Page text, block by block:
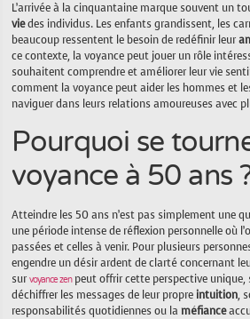
L’arrivée à la cinquantaine marque souvent un
viedes individus. Les enfants grandissent, les
beaucoup ressentent le besoin de redéfinir leur
ce contexte, la voyance peut jouer un rôle
souhaitent comprendre et améliorer leur vie
comment la voyance peut aider les hommes et
naviguer dans leurs relations amoureuses avec
Pourquoi se
voyance à 50 ans
Atteindre les 50 ans n’est pas simplement une
une période intense de réflexion personnelle où
passées et celles à venir. Pour plusieurs
engendre un désir ardent de clarté concernant
sur voyance zenpeut offrir cette perspective unique,
déchiffrer les messages de leur propre intuition,
responsabilités quotidiennes ou la méfiance